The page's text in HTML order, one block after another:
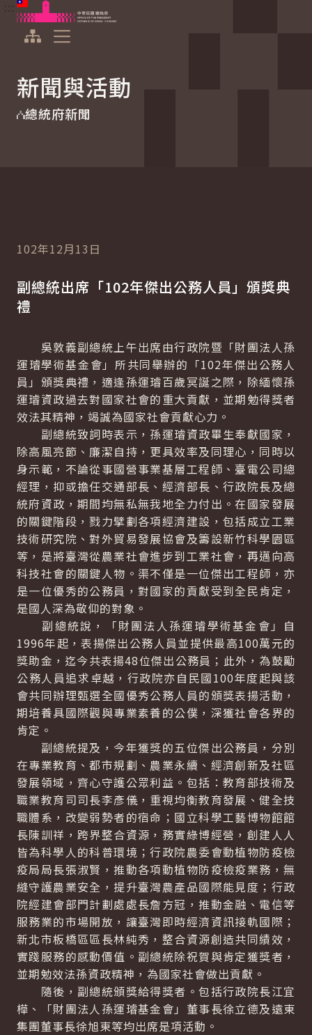
跳到主要內容
中華民國總統府
新聞與活動
總統府新聞
102年12月13日
副總統出席「102年傑出公務人員」頒獎典
禮
吳敦義副總統上午出席由行政院暨「財團法人孫
運璿學術基金會」所共同舉辦的「102年傑出公務人
員」頒獎典禮，適逢孫運璿百歲冥誕之際，除緬懷孫
運璿資政過去對國家社會的重大貢獻，並期勉得獎者
效法其精神，竭誠為國家社會貢獻心力。
副總統致詞時表示，孫運璿資政畢生奉獻國家，
除高風亮節、廉潔自持，更具效率及同理心，同時以
身示範，不論從事國營事業基層工程師、臺電公司總
經理，抑或擔任交通部長、經濟部長、行政院長及總
統府資政，期間均無私無我地全力付出。在國家發展
的關鍵階段，戮力擘劃各項經濟建設，包括成立工業
技術研究院、對外貿易發展協會及籌設新竹科學園區
等，是將臺灣從農業社會進步到工業社會，再邁向高
科技社會的關鍵人物。渠不僅是一位傑出工程師，亦
是一位優秀的公務員，對國家的貢獻受到全民肯定，
是國人深為敬仰的對象。
副總統說，「財團法人孫運璿學術基金會」自
1996年起，表揚傑出公務人員並提供最高100萬元的
獎助金，迄今共表揚48位傑出公務員；此外，為鼓勵
公務人員追求卓越，行政院亦自民國100年度起與該
會共同辦理甄選全國優秀公務人員的頒獎表揚活動，
期培養具國際觀與專業素養的公僕，深獲社會各界的
肯定。
副總統提及，今年獲獎的五位傑出公務員，分別
在專業教育、都市規劃、農業永續、經濟創新及社區
發展領域，齊心守護公眾利益。包括：教育部技術及
職業教育司司長李彥儀，重視均衡教育發展、健全技
職體系，改變弱勢者的宿命；國立科學工藝博物館館
長陳訓祥，跨界整合資源，務實綠博經營，創建人人
皆為科學人的科普環境；行政院農委會動植物防疫檢
疫局局長張淑賢，推動各項動植物防疫檢疫業務，無
縫守護農業安全，提升臺灣農產品國際能見度；行政
院經建會部門計劃處處長詹方冠，推動金融、電信等
服務業的市場開放，讓臺灣即時經濟資訊接軌國際；
新北市板橋區區長林純秀，整合資源創造共同績效，
實踐服務的感動價值。副總統除祝賀與肯定獲獎者，
並期勉效法孫資政精神，為國家社會做出貢獻。
隨後，副總統頒獎給得獎者。包括行政院長江宜
樺、「財團法人孫運璿基金會」董事長徐立德及遠東
集團董事長徐旭東等均出席是項活動。